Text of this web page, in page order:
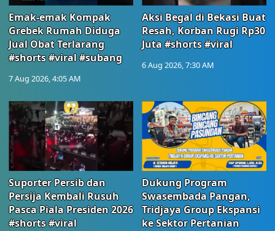
Emak-emak Kompak
Grebek Rumah Diduga
Jual Obat Terlarang
#shorts #viral #subang
7 Aug 2026, 4:05 AM
Aksi Begal di Bekasi Buat
Resah, Korban Rugi Rp30
Juta #shorts #viral
6 Aug 2026, 7:30 AM
Suporter Persib dan
Persija Kembali Rusuh
Pasca Piala Presiden 2026
#shorts #viral
Dukung Program
Swasembada Pangan,
Tridjaya Group Ekspansi
ke Sektor Pertanian